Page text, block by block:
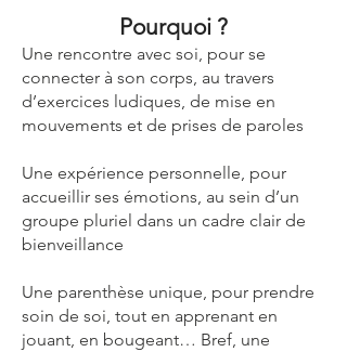
Pourquoi ?
Une rencontre avec soi, pour se
connecter à son corps, au travers
d’exercices ludiques, de mise en
mouvements et de prises de paroles
Une expérience personnelle, pour
accueillir ses émotions, au sein d’un
groupe pluriel dans un cadre clair de
bienveillance
Une parenthèse unique, pour prendre
soin de soi, tout en apprenant en
jouant, en bougeant… Bref, une